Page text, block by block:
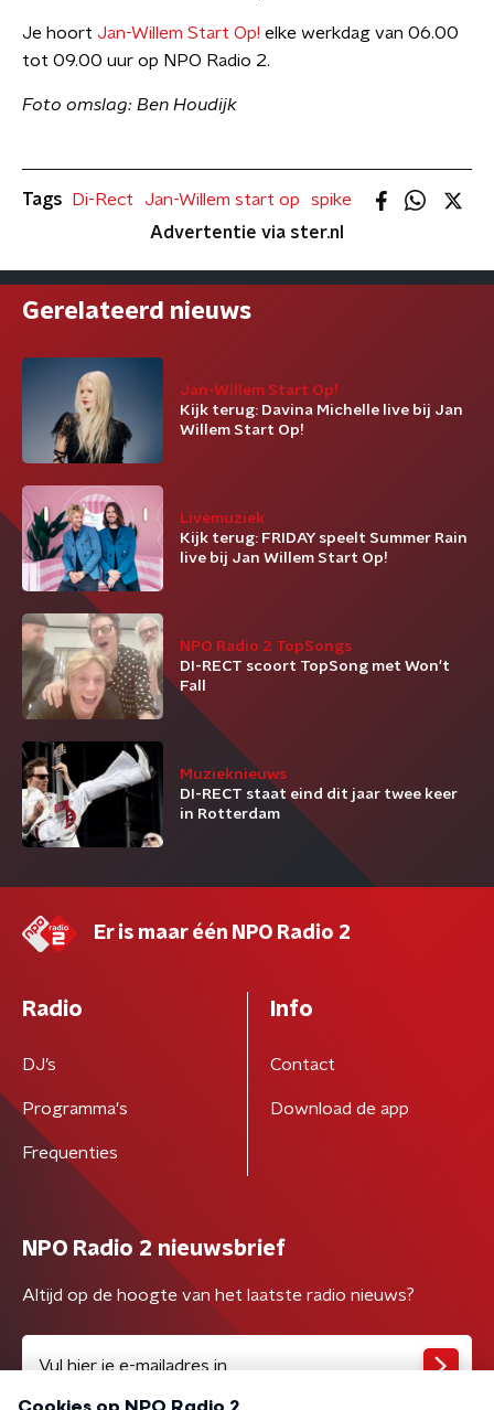
Je hoort Jan-Willem Start Op! elke werkdag van 06.00
tot 09.00 uur op NPO Radio 2.
Foto omslag: Ben Houdijk
Tags Di-Rect Jan-Willem start op
spike
Advertentie via ster.nl
Gerelateerd nieuws
Jan-Willem Start Op!
Kijk terug: Davina Michelle live bij Jan
Willem Start Op!
Livemuziek
Kijk terug: FRIDAY speelt Summer Rain
live bij Jan Willem Start Op!
NPO Radio 2 TopSongs
DI-RECT scoort TopSong met Won't
Fall
Muzieknieuws
DI-RECT staat eind dit jaar twee keer
in Rotterdam
Er is maar één NPO Radio 2
Radio
DJ’s
Programma's
Frequenties
Info
Contact
Download de app
NPO Radio 2 nieuwsbrief
Altijd op de hoogte van het laatste radio nieuws?